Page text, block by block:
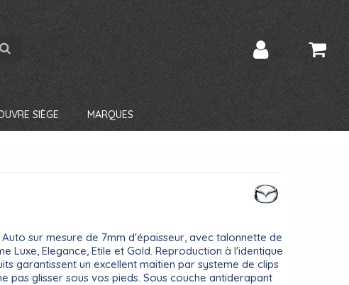
SIÈGE MARQUES
sur mesure de 7mm d'épaisseur, avec talonnette de
Luxe, Elegance, Etile et Gold. Reproduction à l'identique
garantissent un excellent maitien par systeme de clips
glisser sous vos pieds. Sous couche antiderapant